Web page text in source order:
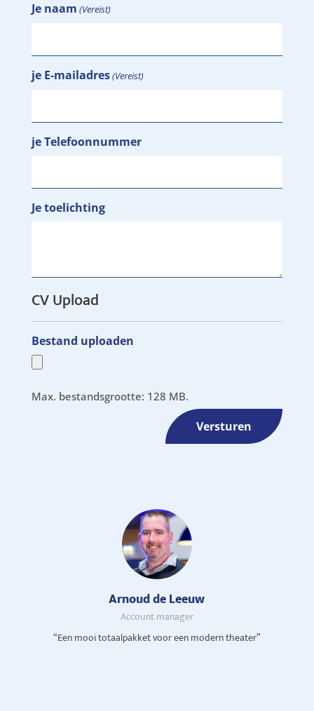
Je naam (Vereist)
je E-mailadres(Vereist)
je Telefoonnummer
Je toelichting
CV Upload
Bestand uploaden
Max. bestandsgrootte: 128 MB.
Versturen
Arnoud de Leeuw
Account manager
“Een mooi totaalpakket voor een modern theater”